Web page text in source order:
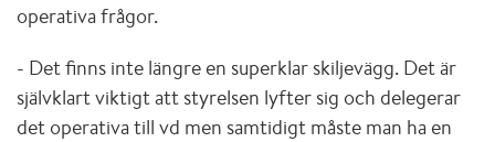
operativa frågor.
- Det finns inte längre en superklar skiljevägg. Det är
självklart viktigt att styrelsen lyfter sig och delegerar
det operativa till vd men samtidigt måste man ha en